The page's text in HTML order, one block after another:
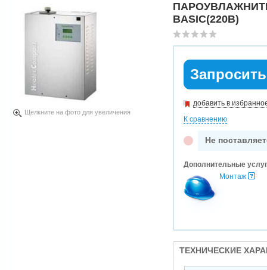
Щелкните на фото для увеличения
BASIC(220В)
добавить в
К сравнению
Не
Дополнительные
Монтаж
ТЕХНИЧЕСКИЕ